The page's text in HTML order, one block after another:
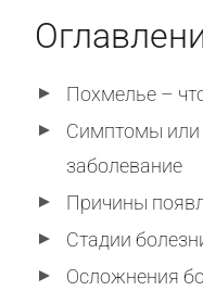
Похмелье –
Симптомы или
заболевание
Причины
Стадии
Осложнения